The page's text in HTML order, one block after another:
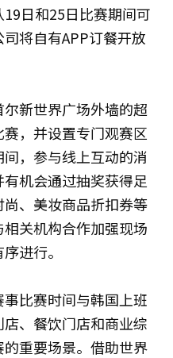
日和25日比赛期间可
将自有APP订餐开放
新世界广场外墙的超
，并设置专门观赛区
，参与线上互动的消
机会通过抽奖获得足
、美妆商品折扣券等
关机构合作加强现场
进行。
比赛时间与韩国上班
、餐饮门店和商业综
重要场景。借助世界